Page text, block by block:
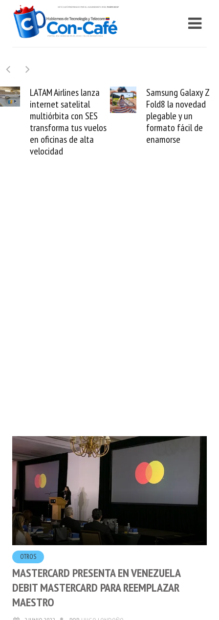
Samsung Galaxy Z
Fold8 la novedad
plegable y un
formato fácil de
enamorse
Cashea levanta 100
millones de dólares y
valida el crédito del
venezolano ante el
mundo
OTROS
MASTERCARD PRESENTA EN VENEZUELA
DEBIT MASTERCARD PARA REEMPLAZAR
MAESTRO
2.JUNIO.2022